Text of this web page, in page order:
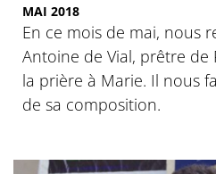
MAI 2018
En ce mois de mai, nous
Antoine de Vial, prêtre de
la prière à Marie. Il nous
de sa composition.